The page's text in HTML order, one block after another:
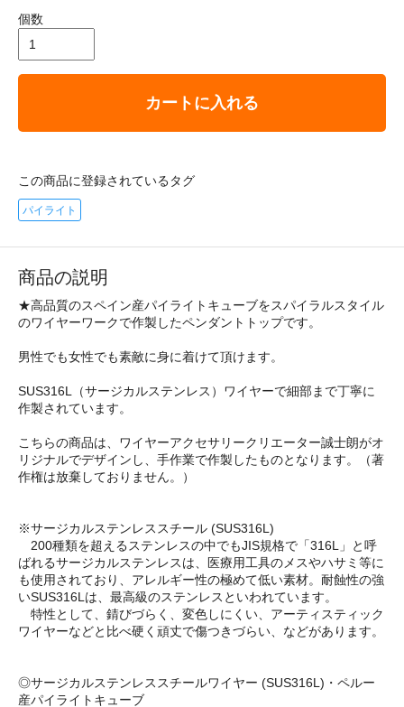
個数
カートに入れる
この商品に登録されているタグ
パイライト
商品の説明
★高品質のスペイン産パイライトキューブをスパイラルスタイル
のワイヤーワークで作製したペンダントトップです。
男性でも女性でも素敵に身に着けて頂けます。
SUS316L（サージカルステンレス）ワイヤーで細部まで丁寧に
作製されています。
こちらの商品は、ワイヤーアクセサリークリエーター誠士朗がオ
リジナルでデザインし、手作業で作製したものとなります。（著
作権は放棄しておりません。）
※サージカルステンレススチール (SUS316L)
200種類を超えるステンレスの中でもJIS規格で「316L」と呼
ばれるサージカルステンレスは、医療用工具のメスやハサミ等に
も使用されており、アレルギー性の極めて低い素材。耐蝕性の強
いSUS316Lは、最高級のステンレスといわれています。
特性として、錆びづらく、変色しにくい、アーティスティック
ワイヤーなどと比べ硬く頑丈で傷つきづらい、などがあります。
◎サージカルステンレススチールワイヤー (SUS316L)・ペルー
産パイライトキューブ